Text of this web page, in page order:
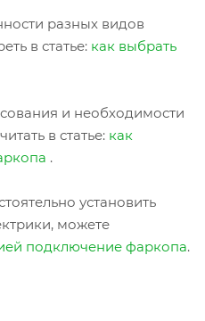
разных видов
в статье: как выбрать
и необходимости
в статье: как
.
установить
можете
подключение фаркопа.